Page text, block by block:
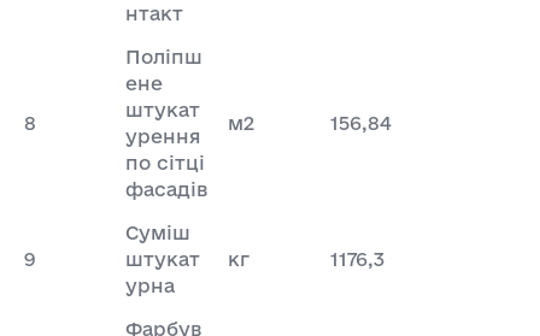
нтакт
8
Поліпш
ене
штукат
урення
по сітці
фасадів
м2 156,84
9
Суміш
штукат
урна
кг 1176,3
Фарбув